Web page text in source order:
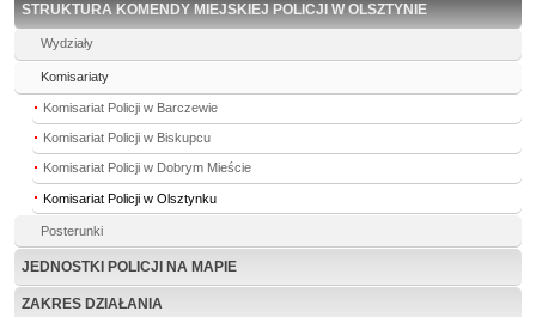
STRUKTURA KOMENDY MIEJSKIEJ POLICJI W OLSZTYNIE
Wydziały
Komisariaty
Komisariat Policji w Barczewie
Komisariat Policji w Biskupcu
Komisariat Policji w Dobrym Mieście
Komisariat Policji w Olsztynku
Posterunki
JEDNOSTKI POLICJI NA MAPIE
ZAKRES DZIAŁANIA